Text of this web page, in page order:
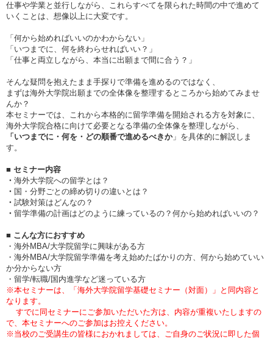
仕事や学業と並行しながら、これらすべてを限られた時間の中で進めて
いくことは、想像以上に大変です。
「何から始めればいいのかわからない」
「いつまでに、何を終わらせればいい？」
「仕事と両立しながら、本当に出願まで間に合う？」
そんな疑問を抱えたまま手探りで準備を進めるのではなく、
まずは海外大学院出願までの全体像を整理するところから始めてみませ
んか？
本セミナーでは、これから本格的に留学準備を開始される方を対象に、
海外大学院合格に向けて必要となる準備の全体像を整理しながら、
「いつまでに・何を・どの順番で進めるべきか」を具体的に解説しま
す。
■ セミナー内容
・ 海外大学院への留学とは？
・ 国・分野ごとの締め切りの違いとは？
・ 試験対策はどんなの？
・ 留学準備の計画はどのように練っているの？何から始めればいいの？
■ こんな方におすすめ
・海外MBA/大学院留学に興味がある方
・海外MBA/大学院留学準備を考え始めたばかりの方、何から始めていい
か分からない方
・留学/転職/国内進学など迷っている方
※本セミナーは、「海外大学院留学基礎セミナー（対面）」と同内容と
なります。
すでに同セミナーにご参加いただいた方は、内容が重複いたしますの
で、本セミナーへのご参加はお控えください。
※当校のご受講生の皆様におかれましては、ご自身のご状況に即した個